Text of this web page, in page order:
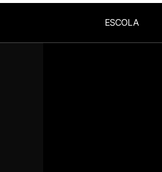
ESCOLA